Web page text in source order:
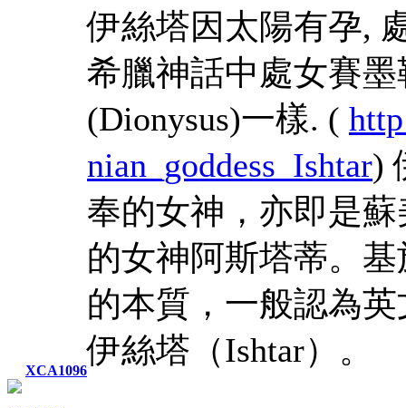
XCA1096
伊絲塔因太陽有孕,
希臘神話中處女賽墨
(Dionysus)一樣. (
nian_goddess_Ishtar)
奉的女神，亦即是
的女神阿斯塔蒂。
的本質，一般認為
伊絲塔（Ishtar）。